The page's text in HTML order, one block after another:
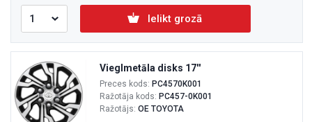
Ielikt grozā
Vieglmetāla disks 17''
Preces kods: PC4570K001
Ražotāja kods: PC457-0K001
Ražotājs: OE TOYOTA